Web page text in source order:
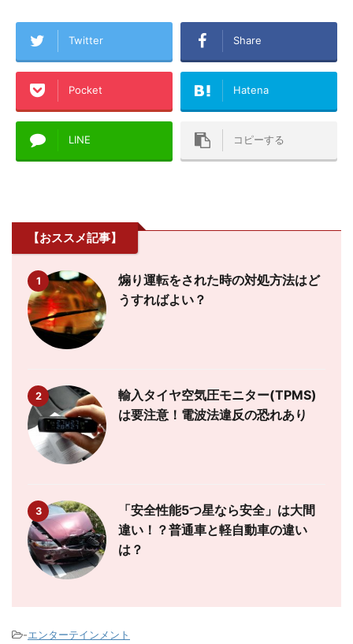
Twitter Share
Pocket Hatena
LINE コピーする
【おススメ記事】
1
煽り運転をされた時の対処方法はど
うすればよい？
2
輸入タイヤ空気圧モニター(TPMS)
は要注意！電波法違反の恐れあり
3
「安全性能5つ星なら安全」は大間
違い！？普通車と軽自動車の違い
は？
-エンターテインメント